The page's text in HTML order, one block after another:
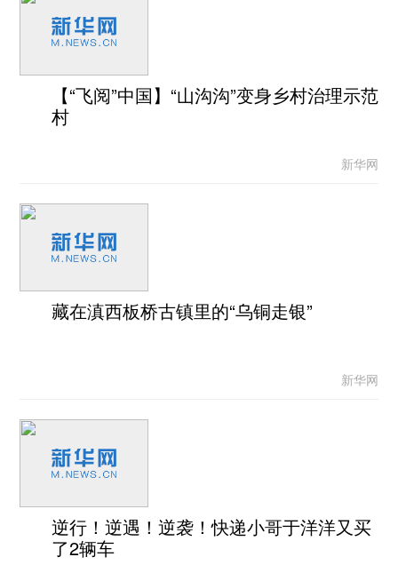
【“飞阅”中国】“山沟沟”变身乡村治理示范
村
新华网
藏在滇西板桥古镇里的“乌铜走银”
新华网
逆行！逆遇！逆袭！快递小哥于洋洋又买
了2辆车